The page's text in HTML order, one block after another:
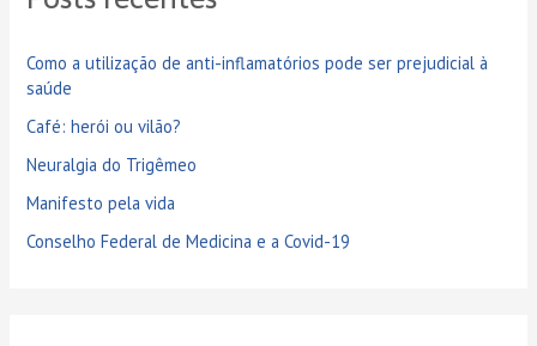
Como a utilização de anti-inflamatórios pode ser prejudicial à
saúde
Café: herói ou vilão?
Neuralgia do Trigêmeo
Manifesto pela vida
Conselho Federal de Medicina e a Covid-19